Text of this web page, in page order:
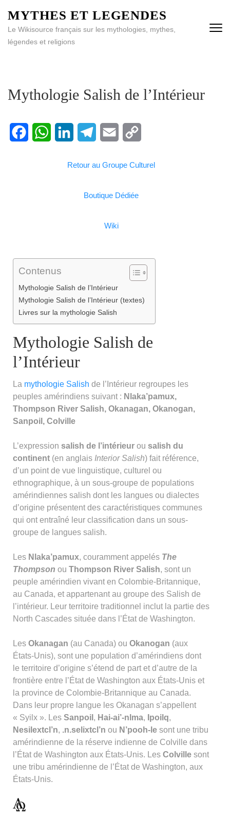
MYTHES ET LEGENDES
Le Wikisource français sur les mythologies, mythes,
légendes et religions
Mythologie Salish de l’Intérieur
Link
Retour au Groupe Culturel
Boutique Dédiée
Wiki
Contenus
Mythologie Salish de l’Intérieur
Mythologie Salish de l’Intérieur (textes)
Livres sur la mythologie Salish
Mythologie Salish de
l’Intérieur
La mythologie Salish de l’Intérieur regroupes les
peuples amérindiens suivant : Nlaka’pamux,
Thompson River Salish, Okanagan, Okanogan,
Sanpoil, Colville
L’expression salish de l’intérieur ou salish du
continent (en anglais Interior Salish) fait référence,
d’un point de vue linguistique, culturel ou
ethnographique, à un sous-groupe de populations
amérindiennes salish dont les langues ou dialectes
d’origine présentent des caractéristiques communes
qui ont entraîné leur classification dans un sous-
groupe de langues salish.
Les Nlaka’pamux, couramment appelés The
Thompson ou Thompson River Salish, sont un
peuple amérindien vivant en Colombie-Britannique,
au Canada, et appartenant au groupe des Salish de
l’intérieur. Leur territoire traditionnel inclut la partie des
North Cascades située dans l’État de Washington.
Les Okanagan (au Canada) ou Okanogan (aux
États-Unis), sont une population d’amérindiens dont
le territoire d’origine s’étend de part et d’autre de la
frontière entre l’État de Washington aux États-Unis et
la province de Colombie-Britannique au Canada.
Dans leur propre langue les Okanagan s’appellent
« Syilx ». Les Sanpoil , Hai-ai’-nlma, Ipoilq,
Nesilextcl’n, .n.selixtcl’n ou N’pooh-le sont une tribu
amérindienne de la réserve indienne de Colville dans
l’État de Washington aux États-Unis. Les Colville sont
une tribu amérindienne de l’État de Washington, aux
États-Unis.